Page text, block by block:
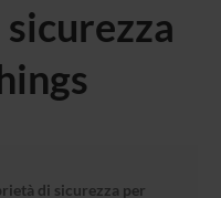
di sicurezza per